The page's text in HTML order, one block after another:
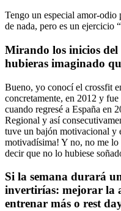
Tengo un especial amor-odio
de nada, pero es un ejercicio
Mirando los inicios del
hubieras imaginado
Bueno, yo conocí el crossfit
concretamente, en 2012 y
cuando regresé a España en
Regional y así
tuve un bajón motivacional y
motivadísima! Y no, no me lo
decir que no lo hubiese
Si la semana durará
invertirías: mejorar la
entrenar más o rest